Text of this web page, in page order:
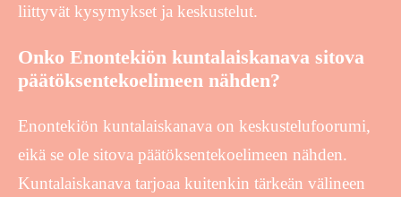
liittyvät kysymykset ja keskustelut.
Onko Enontekiön kuntalaiskanava sitova
päätöksentekoelimeen nähden?
Enontekiön kuntalaiskanava on keskustelufoorumi,
eikä se ole sitova päätöksentekoelimeen nähden.
Kuntalaiskanava tarjoaa kuitenkin tärkeän välineen